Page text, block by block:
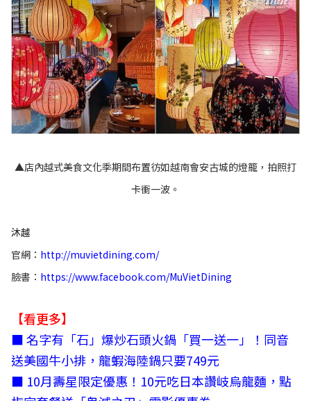
▲店內越式美食文化季期間布置彷如越南會安古城的燈籠，拍照打
卡衝一波。
沐越
官網： http://muvietdining.com/
臉書： https://www.facebook.com/MuVietDining
【看更多】
■ 名字有「石」爆炒石頭火鍋「買一送一」！同音
送美國牛小排，龍蝦海陸鍋只要749元
■ 10月壽星限定優惠！10元吃日本讚岐烏龍麵，點